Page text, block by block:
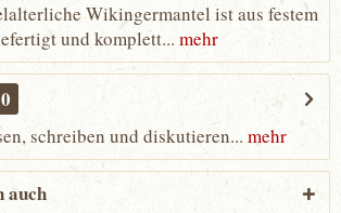
Wikingermantel ist aus festem
und komplett... mehr
0
schreiben und diskutieren... mehr
auch